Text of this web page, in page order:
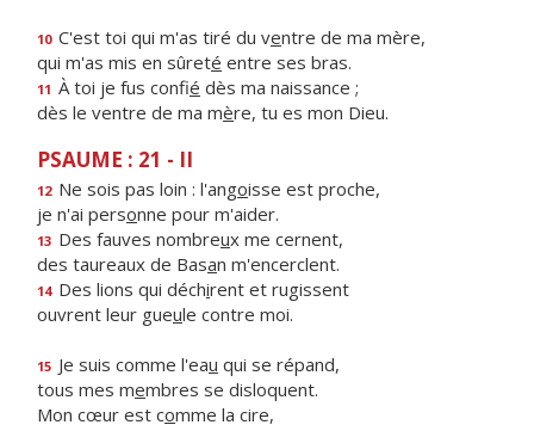
10 C'est toi qui m'as tiré du ventre de ma mère,
qui m'as mis en sûreté entre ses bras.
11 À toi je fus confié dès ma naissance ;
dès le ventre de ma mère, tu es mon Dieu.
PSAUME : 21 - II
12 Ne sois pas loin : l'angoisse est proche,
je n'ai personne pour m'aider.
13 Des fauves nombreux me cernent,
des taureaux de Basan m'encerclent.
14 Des lions qui déchirent et rugissent
ouvrent leur gueule contre moi.
15 Je suis comme l'eau qui se répand,
tous mes membres se disloquent.
Mon cœur est comme la cire,